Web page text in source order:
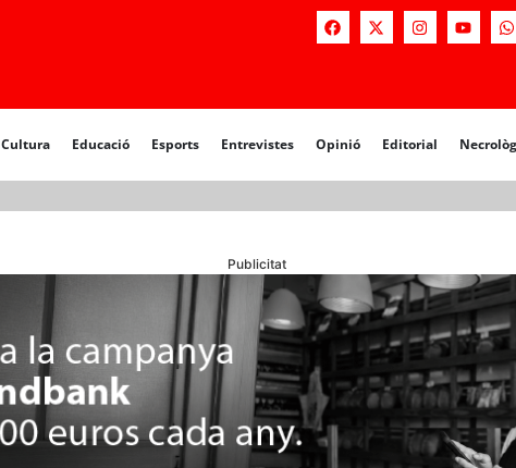
Cultura Educació Esports Entrevistes Opinió Editorial
Opinió Editorial Necrològiques
Publicitat